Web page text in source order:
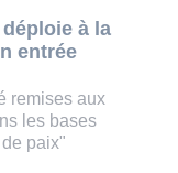
à la
entrée
remises aux
les bases
paix"